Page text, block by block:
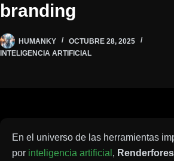
branding
HUMANKY
OCTUBRE 28, 2025
INTELIGENCIA ARTIFICIAL
En el universo de las herramientas
por inteligencia artificial ,